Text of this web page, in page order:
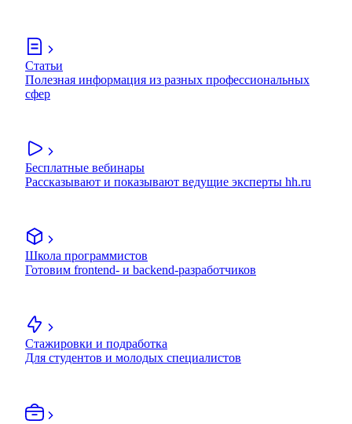
Статьи
Полезная информация из разных профессиональных
сфер
Бесплатные вебинары
Рассказывают и показывают ведущие эксперты hh.ru
Школа программистов
Готовим frontend- и backend-разработчиков
Стажировки и подработка
Для студентов и молодых специалистов